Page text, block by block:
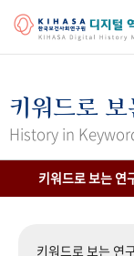
걸어온 길 기관 변
연구 역사
키워드로
History in
키워드로 보는 연
키워드로 보는 연